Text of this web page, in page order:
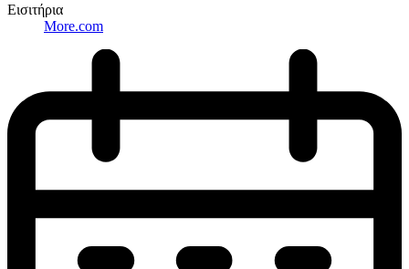
Εισιτήρια
More.com